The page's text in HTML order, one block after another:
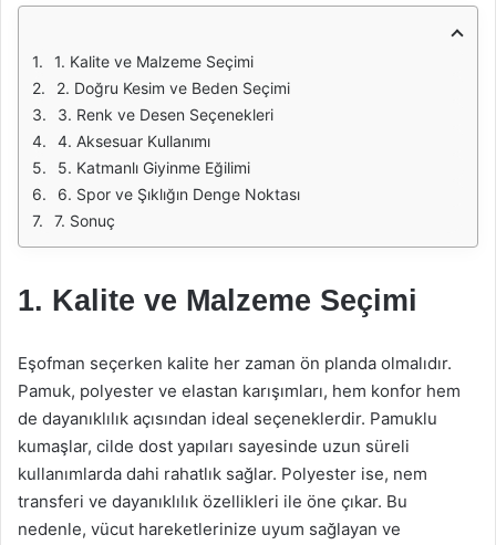
1. Kalite ve Malzeme Seçimi
2. Doğru Kesim ve Beden Seçimi
3. Renk ve Desen Seçenekleri
4. Aksesuar Kullanımı
5. Katmanlı Giyinme Eğilimi
6. Spor ve Şıklığın Denge Noktası
7. Sonuç
1. Kalite ve Malzeme Seçimi
Eşofman seçerken kalite her zaman ön planda olmalıdır.
Pamuk, polyester ve elastan karışımları, hem konfor hem
de dayanıklılık açısından ideal seçeneklerdir. Pamuklu
kumaşlar, cilde dost yapıları sayesinde uzun süreli
kullanımlarda dahi rahatlık sağlar. Polyester ise, nem
transferi ve dayanıklılık özellikleri ile öne çıkar. Bu
nedenle, vücut hareketlerinize uyum sağlayan ve